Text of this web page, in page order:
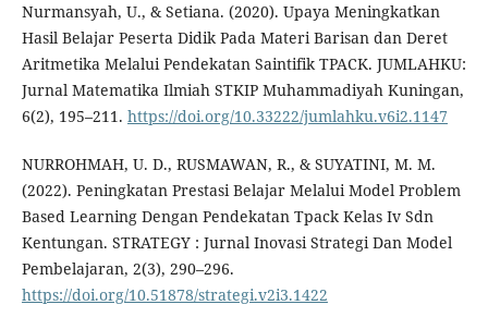
Nurmansyah, U., & Setiana. (2020). Upaya Meningkatkan
Hasil Belajar Peserta Didik Pada Materi Barisan dan Deret
Aritmetika Melalui Pendekatan Saintifik TPACK. JUMLAHKU:
Jurnal Matematika Ilmiah STKIP Muhammadiyah Kuningan,
6(2), 195–211. https://doi.org/10.33222/jumlahku.v6i2.1147
NURROHMAH, U. D., RUSMAWAN, R., & SUYATINI, M. M.
(2022). Peningkatan Prestasi Belajar Melalui Model Problem
Based Learning Dengan Pendekatan Tpack Kelas Iv Sdn
Kentungan. STRATEGY : Jurnal Inovasi Strategi Dan Model
Pembelajaran, 2(3), 290–296.
https://doi.org/10.51878/strategi.v2i3.1422